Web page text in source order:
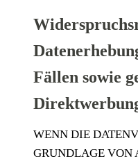
Fällen sowie
WENN DIE
GRUND­LA­GE VON